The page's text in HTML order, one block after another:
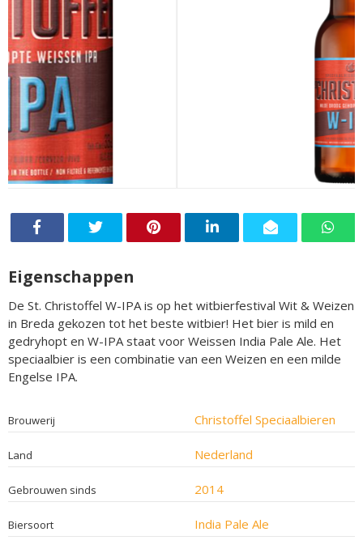
Eigenschappen
De St. Christoffel W-IPA is op het witbierfestival Wit & Weizen
in Breda gekozen tot het beste witbier! Het bier is mild en
gedryhopt en W-IPA staat voor Weissen India Pale Ale. Het
speciaalbier is een combinatie van een Weizen en een milde
Engelse IPA.
Brouwerij Christoffel Speciaalbieren
Land Nederland
Gebrouwen sinds 2014
Biersoort India Pale Ale